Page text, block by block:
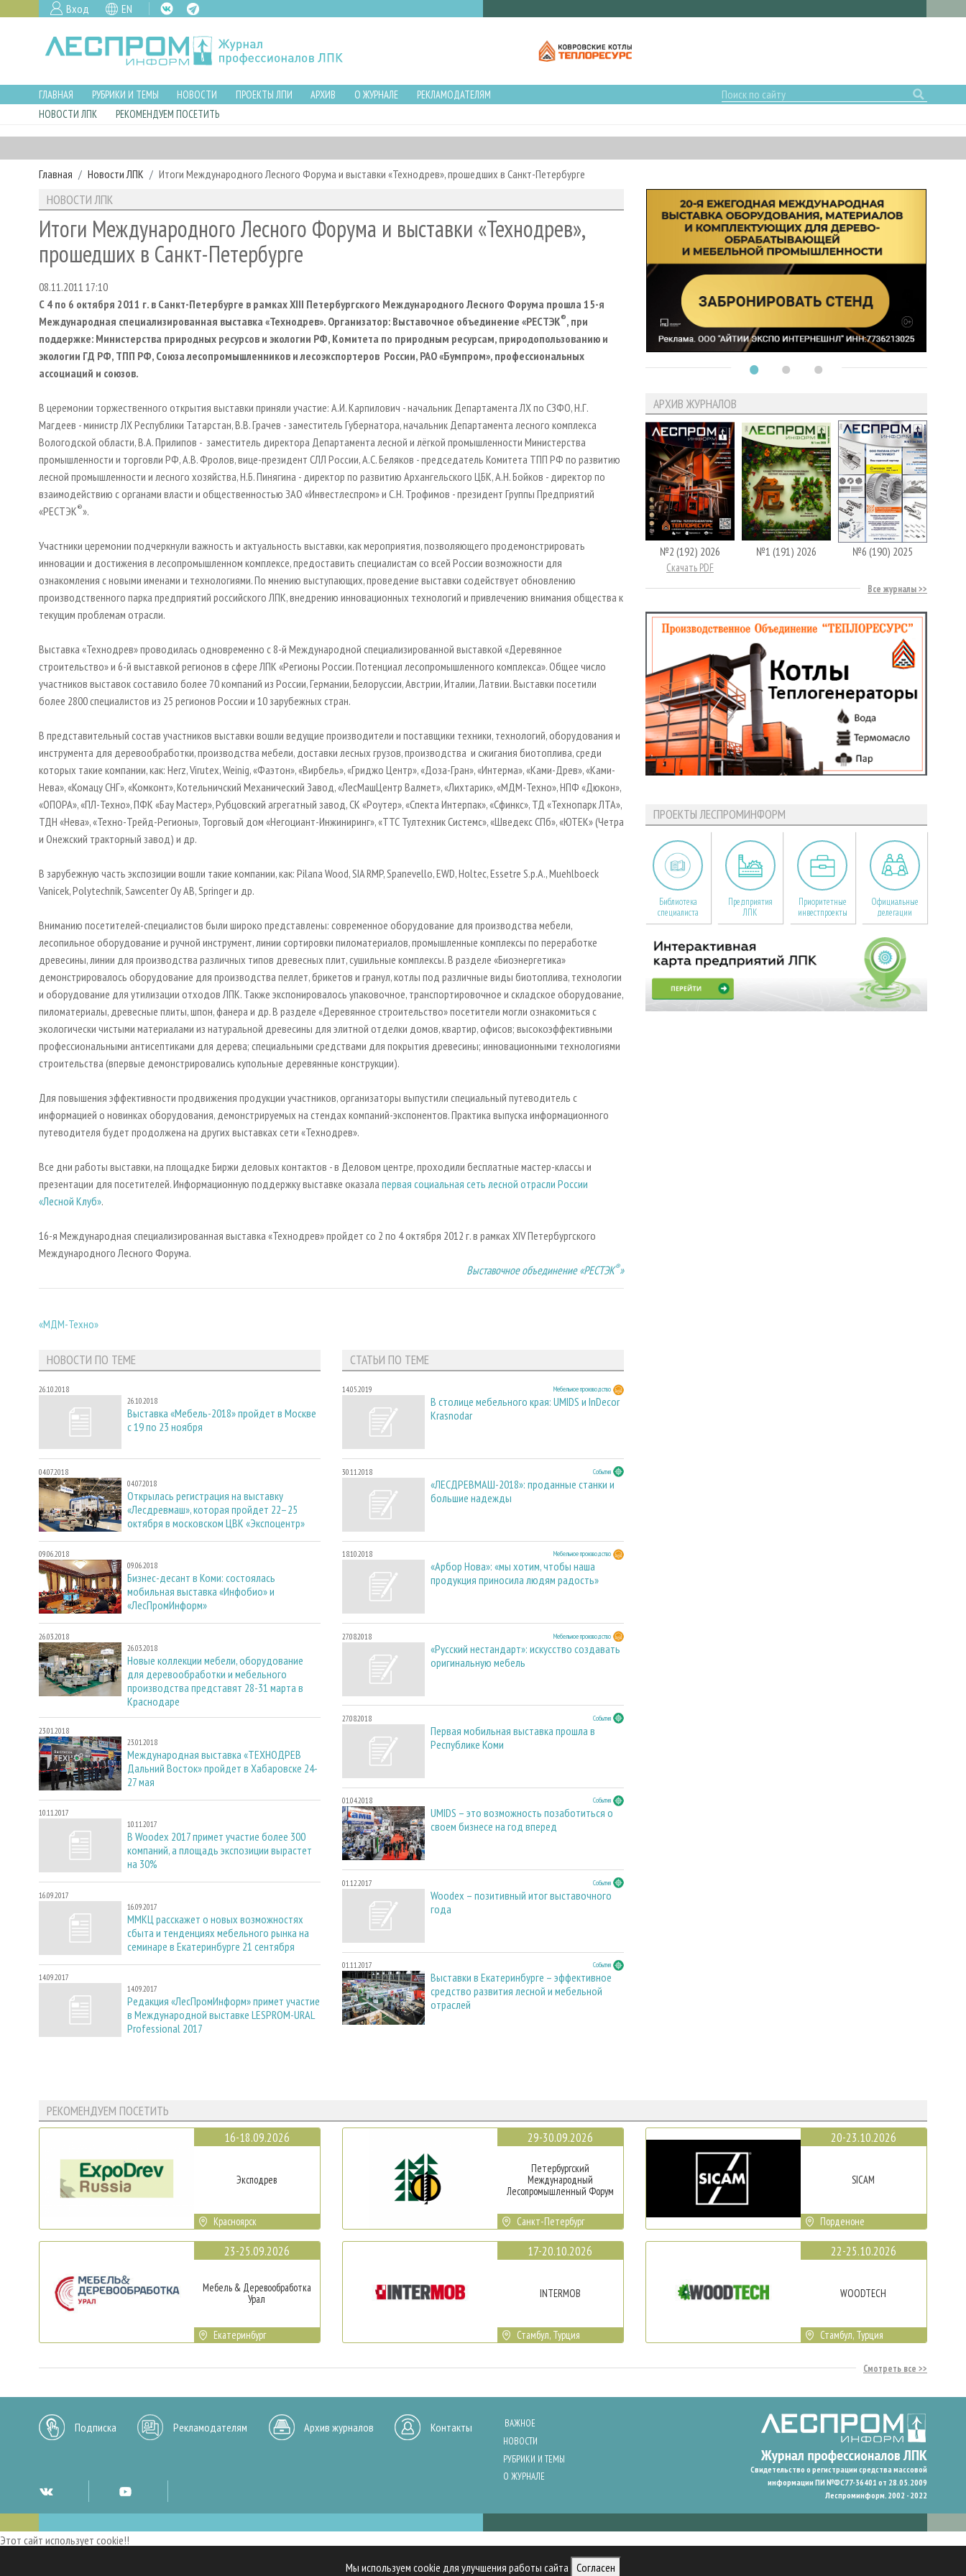
Вход EN
Мы используем cookie для улучшения работы сайта Согласен
ГЛАВНАЯ РУБРИКИ И ТЕМЫ НОВОСТИ ПРОЕКТЫ ЛПИ АРХИВ О ЖУРНАЛЕ
РЕКЛАМОДАТЕЛЯМ
НОВОСТИ ЛПК
РЕКОМЕНДУЕМ ПОСЕТИТЬ
Главная Новости ЛПК Итоги Международного Лесного Форума и выставки «Технодрев», прошедших в Санкт-Петербурге
НОВОСТИ ЛПК
Итоги Международного Лесного Форума и выставки «Технодрев»,
прошедших в Санкт-Петербурге
08.11.2011 17:10
С 4 по 6 октября 2011 г. в Санкт-Петербурге в рамкахXIII Петербургского Международного Лесного Форума прошла 15-я
Международная специализированная выставка «Технодрев». Организатор: Выставочное объединение «РЕСТЭК®, при
поддержке: Министерства природных ресурсов и экологии РФ, Комитета по природным ресурсам, природопользованию и
экологии ГД РФ, ТПП РФ, Союза лесопромышленников и лесоэкспортеров России, РАО «Бумпром», профессиональных
ассоциаций и союзов.
В церемонии торжественного открытия выставки приняли участие: А.И. Карпилович - начальник Департамента ЛХ по СЗФО, Н.Г.
Магдеев - министр ЛХ Республики Татарстан, В.В. Грачев - заместитель Губернатора, начальник Департамента лесного комплекса
Вологодской области, В.А. Прилипов - заместитель директора Департамента лесной и лёгкой промышленности Министерства
промышленности и торговли РФ, А.В. Фролов, вице-президент СЛЛ России, А.С. Беляков - председатель Комитета ТПП РФ по развитию
лесной промышленности и лесного хозяйства, Н.Б. Пинягина - директор по развитию Архангельского ЦБК, А.Н. Бойков - директор по
взаимодействию с органами власти и общественностью ЗАО «Инвестлеспром» и С.Н. Трофимов - президент Группы Предприятий
«РЕСТЭК®».
Участники церемонии подчеркнули важность и актуальность выставки, как мероприятия, позволяющего продемонстрировать
инновации и достижения в лесопромышленном комплексе, предоставить специалистам со всей России возможности для
ознакомления с новыми именами и технологиями. По мнению выступающих, проведение выставки содействует обновлению
производственного парка предприятий российского ЛПК, внедрению инновационных технологий и привлечению внимания общества к
текущим проблемам отрасли.
Выставка «Технодрев» проводилась одновременно с 8-й Международной специализированной выставкой «Деревянное
строительство» и 6-й выставкой регионов в сфере ЛПК «Регионы России. Потенциал лесопромышленного комплекса». Общее число
участников выставок составило более 70 компаний из России, Германии, Белоруссии, Австрии, Италии, Латвии. Выставки посетили
более 2800 специалистов из 25 регионов России и 10 зарубежных стран.
В представительный состав участников выставки вошли ведущие производители и поставщики техники, технологий, оборудования и
инструмента для деревообработки, производства мебели, доставки лесных грузов, производства и сжигания биотоплива, среди
которых такие компании, как: Herz, Virutex, Weinig, «Фаэтон», «Вирбель», «Гриджо Центр», «Доза-Гран», «Интерма», «Ками-Древ», «Ками-
Нева», «Комацу СНГ», «Комконт», Котельничский Механический Завод, «ЛесМашЦентр Валмет», «Лихтарик», «МДМ-Техно», НПФ «Дюкон»,
«ОПОРА», «ПЛ-Техно», ПФК «Бау Мастер», Рубцовский агрегатный завод, СК «Роутер», «Спекта Интерпак», «Сфинкс», ТД «Технопарк ЛТА»,
ТДН «Нева», «Техно-Трейд-Регионы», Торговый дом «Негоциант-Инжиниринг», «ТТС Тултехник Системс», «Шведекс СПб», «ЮТЕК» (Четра
и Онежский тракторный завод) и др.
В зарубежную часть экспозиции вошли такие компании, как: Pilana Wood, SIA RMP, Spanevello, EWD, Holtec, Essetre S.p.A., Muehlboeck
Vanicek, Polytechnik, Sawcenter Oy AB, Springer и др.
Вниманию посетителей-специалистов были широко представлены: современное оборудование для производства мебели,
лесопильное оборудование и ручной инструмент, линии сортировки пиломатериалов, промышленные комплексы по переработке
древесины, линии для производства различных типов древесных плит, сушильные комплексы. В разделе «Биоэнергетика»
демонстрировалось оборудование для производства пеллет, брикетов и гранул, котлы под различные виды биотоплива, технологии
и оборудование для утилизации отходов ЛПК. Также экспонировалось упаковочное, транспортировочное и складское оборудование,
пиломатериалы, древесные плиты, шпон, фанера и др. В разделе «Деревянное строительство» посетители могли ознакомиться с
экологически чистыми материалами из натуральной древесины для элитной отделки домов, квартир, офисов; высокоэффективными
профессиональными антисептиками для дерева; специальными средствами для покрытия древесины; инновационными технологиями
строительства (впервые демонстрировались купольные деревянные конструкции).
Для повышения эффективности продвижения продукции участников, организаторы выпустили специальный путеводитель с
информацией о новинках оборудования, демонстрируемых на стендах компаний-экспонентов. Практика выпуска информационного
путеводителя будет продолжена на других выставках сети «Технодрев».
Все дни работы выставки, на площадке Биржи деловых контактов - в Деловом центре, проходили бесплатные мастер-классы и
презентации для посетителей. Информационную поддержку выставке оказала первая социальная сеть лесной отрасли России
«Лесной Клуб».
16-я Международная специализированная выставка «Технодрев» пройдет со 2 по 4 октября 2012 г. в рамках XIV Петербургского
Международного Лесного Форума.
Выставочное объединение «РЕСТЭК®»
«МДМ-Техно»
НОВОСТИ ПО ТЕМЕ
26.10.2018
26.10.2018
Выставка «Мебель-2018» пройдет в Москве
с 19 по 23 ноября
04.07.2018
04.07.2018
Открылась регистрация на выставку
«Лесдревмаш», которая пройдет 22–25
октября в московском ЦВК «Экспоцентр»
09.06.2018
09.06.2018
Бизнес-десант в Коми: состоялась
мобильная выставка «Инфобио» и
«ЛесПромИнформ»
26.03.2018
26.03.2018
Новые коллекции мебели, оборудование
для деревообработки и мебельного
производства представят 28-31 марта в
Краснодаре
23.01.2018
23.01.2018
Международная выставка «ТЕХНОДРЕВ
Дальний Восток» пройдет в Хабаровске 24-
27 мая
10.11.2017
10.11.2017
В Woodex 2017 примет участие более 300
компаний, а площадь экспозиции вырастет
на 30%
16.09.2017
16.09.2017
ММКЦ расскажет о новых возможностях
сбыта и тенденциях мебельного рынка на
семинаре в Екатеринбурге 21 сентября
14.09.2017
14.09.2017
Редакция «ЛесПромИнформ» примет участие
в Международной выставке LESPROM-URAL
Professional 2017
СТАТЬИ ПО ТЕМЕ
14.05.2019 Мебельное производство
В столице мебельного края: UMIDS и InDecor
Krasnodar
30.11.2018 События
«ЛЕСДРЕВМАШ-2018»: проданные станки и
большие надежды
18.10.2018 Мебельное производство
«Арбор Нова»: «мы хотим, чтобы наша
продукция приносила людям радость»
27.08.2018 Мебельное производство
«Русский нестандарт»: искусство создавать
оригинальную мебель
27.08.2018 События
Первая мобильная выставка прошла в
Республике Коми
01.04.2018 События
UMIDS – это возможность позаботиться о
своем бизнесе на год вперед
01.12.2017 События
Woodex – позитивный итог выставочного
года
01.11.2017 События
Выставки в Екатеринбурге – эффективное
средство развития лесной и мебельной
отраслей
АРХИВ ЖУРНАЛОВ
№2 (192) 2026
Скачать PDF
№1 (191) 2026 №6 (190) 2025
Все журналы
ПРОЕКТЫ ЛЕСПРОМИНФОРМ
Библиотека
специалиста
Предприятия
ЛПК
Приоритетные
инвестпроекты
Официальные
делегации
РЕКОМЕНДУЕМ ПОСЕТИТЬ
16-18.09.2026
Эксподрев
Красноярск
23-25.09.2026
Мебель & Деревообработка
Урал
Екатеринбург
29-30.09.2026
Петербургский
Международный
Лесопромышленный Форум
Санкт-Петербург
17-20.10.2026
INTERMOB
Стамбул, Турция
20-23.10.2026
SICAM
Порденоне
22-25.10.2026
WOODTECH
Стамбул, Турция
Смотреть все
Подписка Рекламодателям Архив журналов Контакты
ВАЖНОЕ
НОВОСТИ
РУБРИКИ И ТЕМЫ
О ЖУРНАЛЕ
Свидетельство о регистрации средства массовой
информации ПИ №ФС77-36401 от 28.05.2009
Леспроминформ. 2002 - 2022
Этот сайт использует cookie!!
Мы используем cookies и аналогичные технологии для улучшения работы нашего сайта, анализа трафика и персонализации контента. Cookies помогают нам запомнить ваши предпочтения и улучшить пользовательский